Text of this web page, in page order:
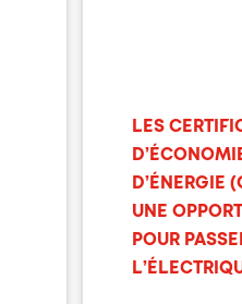
LES
D’ÉNERGIE
UNE
POUR